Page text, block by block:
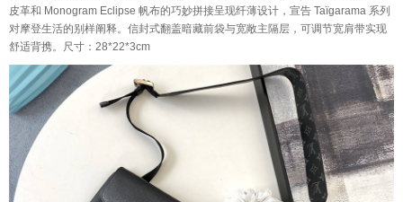
皮革和 Monogram Eclipse 帆布的巧妙拼接呈现纤薄设计，宣告 Taïgarama 系列
对摩登生活的别样阐释。信封式翻盖暗藏前袋与宽敞主隔层，可调节宽肩带实现
舒适背携。尺寸：28*22*3cm